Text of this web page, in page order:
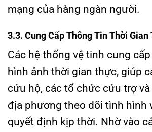
mạng của hàng ngàn người.
3.3. Cung Cấp Thông Tin Thời Gian
Các hệ thống vệ tinh cung
hình ảnh thời gian thực, giúp
cứu hộ, các tổ chức cứu trợ
địa phương theo dõi tình hình
quyết định kịp thời. Nhờ vào